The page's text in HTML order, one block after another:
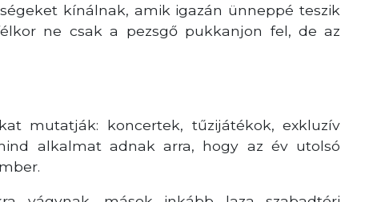
kínálnak, amik igazán ünneppé teszik
ne csak a pezsgő pukkanjon fel, de az
mutatják: koncertek, tűzijátékok, exkluzív
alkalmat adnak arra, hogy az év utolsó